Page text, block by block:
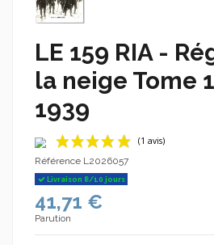
LE 159 RIA -
la neige Tome
1939
Référence L2026057
Livraison 8/10 jours
41,71 €
Parution